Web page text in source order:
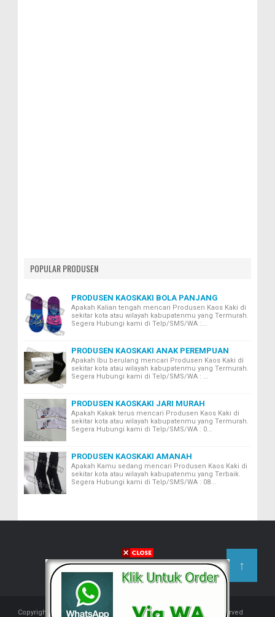
POPULAR PRODUSEN
PRODUSEN KAOSKAKI BOLA PANJANG
Apakah Kalian tengah mencari Produsen Kaos Kaki di
sekitar kota atau wilayah kabupatenmu yang Termurah.
Segera Hubungi kami di Telp/SMS/WA :...
PRODUSEN KAOSKAKI ANAK PEREMPUAN
Apakah Ibu berulang mencari Produsen Kaos Kaki di
sekitar kota atau wilayah kabupatenmu yang Termurah.
Segera Hubungi kami di Telp/SMS/WA : ...
PRODUSEN KAOSKAKI JARI MURAH
Apakah Kakak terus mencari Produsen Kaos Kaki di
sekitar kota atau wilayah kabupatenmu yang Termurah.
Segera Hubungi kami di Telp/SMS/WA : 0...
PRODUSEN KAOSKAKI AMANAH
Apakah Kamu sedang mencari Produsen Kaos Kaki di
sekitar kota atau wilayah kabupatenmu yang Terbaik.
Segera Hubungi kami di Telp/SMS/WA : 08...
↑
Copyright © 2018 -Produsen Kaos Kaki Indonesia- All rights reserved